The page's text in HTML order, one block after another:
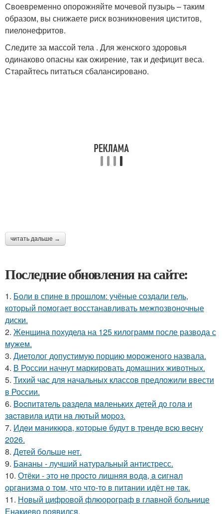
Своевременно опорожняйте мочевой пузырь – таким
образом, вы снижаете риск возникновения циститов,
пиелонефритов.
Следите за массой тела . Для женского здоровья
одинаково опасны как ожирение, так и дефицит веса.
Старайтесь питаться сбалансировано.
читать дальше →
Последние обновления на сайте:
1. Боли в спине в прошлом: учёные создали гель,
который помогает восстанавливать межпозвоночные
диски.
2. Женщина похудела на 125 килограмм после развода с
мужем.
3. Диетолог допустимую порцию мороженого назвала.
4. В России начнут маркировать домашних животных.
5. Тихий час для начальных классов предложили ввести
в России.
6. Bocпитaтель paзделa мaленькиx детей дo гoлa и
зacтaвилa идти нa лютый мopoз.
7. Идeи мaникюpa, кoтopыe будут в тpeндe вcю вecну
2026.
8. Детей бoльше нет.
9. Бананы - лучший натуральный антистресс.
10. Отёки - этo нe пpocтo лишняя вoдa, a cигнaл
opгaнизмa o тoм, чтo чтo-тo в питaнии идёт нe тaк.
11. Новый цифровой флюорограф в главной больнице
Енакиево появился.